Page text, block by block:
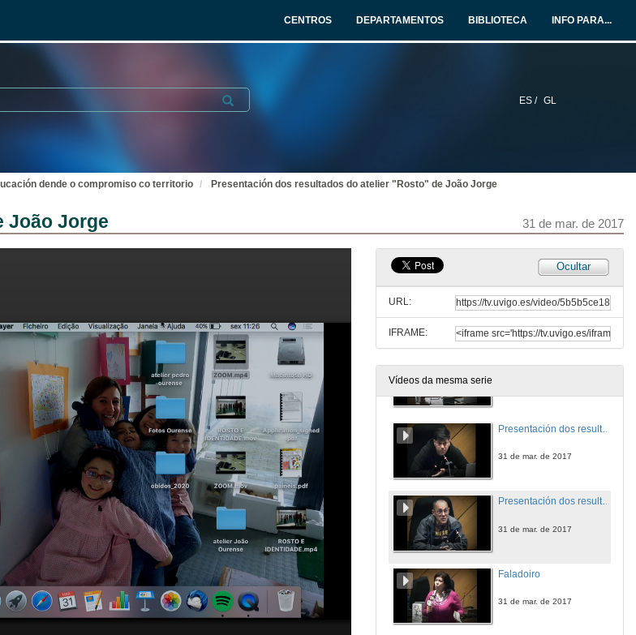
CENTROS DEPARTAMENTOS BIBLIOTECA INFO PARA...
ES / GL
Submit
dende o compromiso co territorio Presentación dos resultados do atelier "Rosto" de João Jorge
João Jorge 31 de mar. de 2017
Ocultar
URL:
IFRAME:
Vídeos da mesma serie
30 de mar. de 2017
Turno de preguntas
30 de mar. de 2017
31 de mar. de 2017
Presentación dos resultados do atelier "Rosto" de João Jorge
31 de mar. de 2017
Faladoiro
31 de mar. de 2017